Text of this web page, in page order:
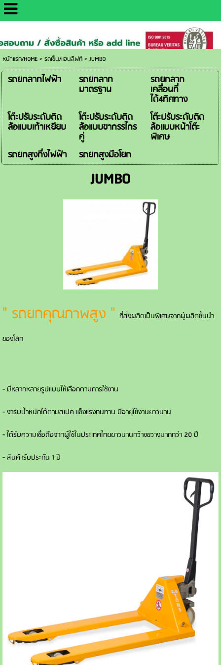
http://www.daisaemetrology.co.th/
หน้าแรก/HOME> รถเข็น/แฮนลิฟท์> JUMBO
รถยกลากไฟฟ้า รถยกลาก
มาตรฐาน
รถยกลาก
เคลื่อนที่
ได้4ทิศทาง
โต๊ะปรับระดับติด
ล้อแบบเท้าเหยียบ
โต๊ะปรับระดับติด
ล้อแบบขากรรไกร
คู่
โต๊ะปรับระดับติด
ล้อแบบหน้าโต๊ะ
พิเศษ
รถยกสูงกึ่งไฟฟ้า
รถยกสูงมือโยก
JUMBO
" รถยกคุณภาพสูง " ที่สั่งผลิตเป็นพิเศษจากผู้ผลิตชั้นนำ
ของโลก
- มีหลากหลายรูปแบบให้เลือกตามการใช้งาน
- งารับน้ำหนักได้ตามสเปค แข็งแรงทนทาน มีอายุใช้งานยาวนาน
- ได้รับความเชื่อถือจากผู้ใช้ในประเทศไทยยาวนานกว้างขวางมากกว่า 20 ปี
- สินค้ารับประกัน 1 ปี